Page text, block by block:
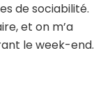
de sociabilité.
et on m’a
le week-end.